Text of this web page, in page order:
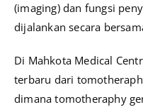
(imaging) dan fungsi
dijalankan secara
Di Mahkota Medical
terbaru dari
dimana tomotheraphy